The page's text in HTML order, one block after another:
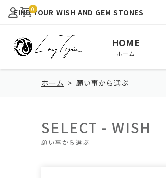
0
ホーム
HOME
全て見る
View All January
FIND YOUR WISH AND GEM STONES
ホーム 願い事から選ぶ
SELECT - WISH
願い事から選ぶ